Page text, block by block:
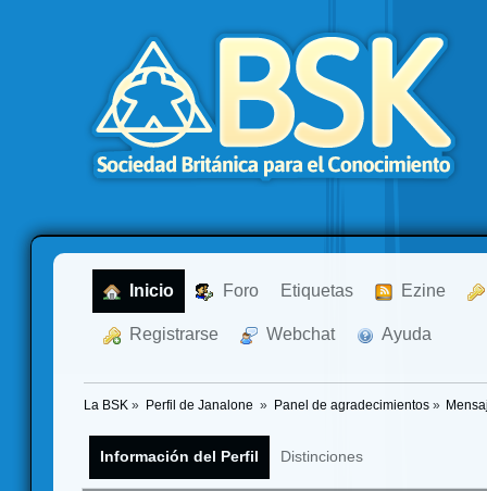
Inicio Foro Etiquetas Ezine
Registrarse Webchat Ayuda
La BSK » Perfil de Janalone » Panel de agradecimientos»
Información del Perfil Distinciones